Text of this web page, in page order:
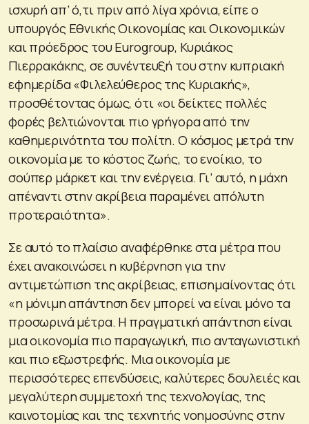
ισχυρή απ’ ό,τι πριν από λίγα χρόνια, είπε ο
υπουργός Εθνικής Οικονομίας και Οικονομικών
και πρόεδρος του Eurogroup, Κυριάκος
Πιερρακάκης, σε συνέντευξή του στην κυπριακή
εφημερίδα «Φιλελεύθερος της Κυριακής»,
προσθέτοντας όμως, ότι «οι δείκτες πολλές
φορές βελτιώνονται πιο γρήγορα από την
καθημερινότητα του πολίτη. Ο κόσμος μετρά την
οικονομία με το κόστος ζωής, το ενοίκιο, το
σούπερ μάρκετ και την ενέργεια. Γι’ αυτό, η μάχη
απέναντι στην ακρίβεια παραμένει απόλυτη
προτεραιότητα».
Σε αυτό το πλαίσιο αναφέρθηκε στα μέτρα που
έχει ανακοινώσει η κυβέρνηση για την
αντιμετώπιση της ακρίβειας, επισημαίνοντας ότι
«η μόνιμη απάντηση δεν μπορεί να είναι μόνο τα
προσωρινά μέτρα. Η πραγματική απάντηση είναι
μια οικονομία πιο παραγωγική, πιο ανταγωνιστική
και πιο εξωστρεφής. Μια οικονομία με
περισσότερες επενδύσεις, καλύτερες δουλειές και
μεγαλύτερη συμμετοχή της τεχνολογίας, της
καινοτομίας και της τεχνητής νοημοσύνης στην